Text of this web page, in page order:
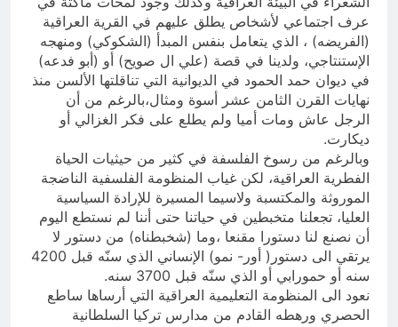
عرف اجتماعي لأشخاص يطلق عليهم في القرية العراقية
(الفريضه) ، الذي يتعامل بنفس المبدأ (الشكوكي) ومنهجه
الإستنتاجي، ولدينا في قصة (علي ال صويح) أو (أبو فدعه)
في ديوان حمد الحمود في الديوانية التي تناقلتها الألسن منذ
نهايات القرن الثامن عشر أسوة ومثال،بالرغم من أن
الرجل عاش ومات أميا ولم يطلع على فكر الغزالي أو
ديكارت.
وبالرغم من رسوخ الفلسفة في كثير من حيثيات الحياة
الفطرية العراقية، لكن غياب المنظومة الفلسفية الناضجة
الموروثة والمكتسبة ولاسيما المسيرة للإرادة السياسية
العليا، تجعلنا متخبطين في حياتنا حتى أننا لم نستطع اليوم
أن نصنع لنا دستورا مقنعا ،وما (شخبطناه) من دستور لا
يرتقي الى دستور( أور- نمو) الإنساني الذي سنّه قبل 4200
سنه أو حمورابي أو الذي سنّه قبل 3700 سنه.
نعود الى المنظومة التعليمية العراقية التي أرساها ساطع
الحصري ورهطه القادم من مدارس تركيا السلطانية